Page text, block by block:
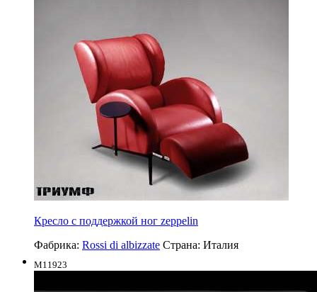
Кресло с поддержкой ног zeppelin
Фабрика: Rossi di albizzate Страна: Италия
M11923